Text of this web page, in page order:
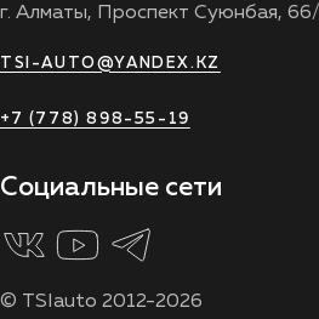
г. Алматы, Проспект Суюнбая,
TSI-AUTO@YANDEX.KZ
+7 (778) 898-55-19
Социальные сети
© TSIauto 2012-2026